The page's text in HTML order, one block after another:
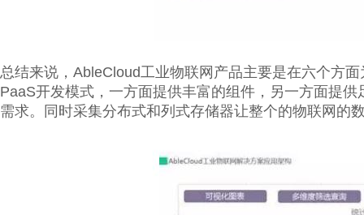
总结来说，AbleCloud工业物联网产品主要是在六个方
PaaS开发模式，一方面提供丰富的组件，另一方面提
需求。同时采集分布式和列式存储器让整个的物联网的